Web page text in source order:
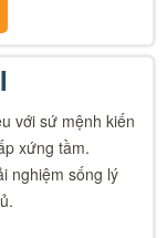
với sứ mệnh kiến
xứng tầm.
nghiệm sống lý